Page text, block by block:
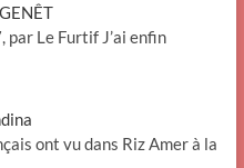
par Le Furtif J’ai enfin
ont vu dans Riz Amer à la